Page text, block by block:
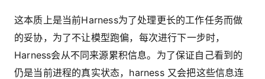
这本质上是当前Harness为了处理更长的工作任务而做
的妥协，为了不让模型跑偏，每次进行下一步时，
Harness会从不同来源累积信息。为了保证自己看到的
仍是当前进程的真实状态，harness 又会把这些信息连